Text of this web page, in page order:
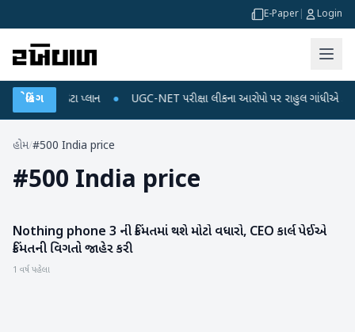
E-Paper Login
બ્રેકિંગ
અને ડેટા પ્લાન ● UGC-NET પરીક્ષા લીકના આરોપો પર રાહુલ ગાંધીએ કેન્દ્ર પર
હોમ/#500 India price
#500 India price
ગેજેટ
Nothing phone 3 ની કિંમતમાં થશે મોટો વધારો, CEO કાર્લ પેઈએ
કિંમતની વિગતો જાહેર કરી
1 વર્ષ પહેલા